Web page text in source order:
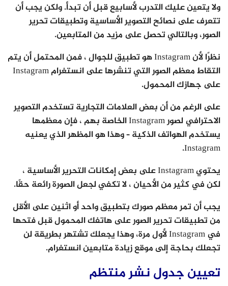
ولا يتعين عليك التدرب لأسابيع قبل أن تبدأ. ولكن يجب أن
تتعرف على نصائح التصوير الأساسية وتطبيقات تحرير
الصور، وبالتالي تحصل على مزيد من المتابعين.
نظرًا لأن Instagram هو تطبيق للجوال ، فمن المحتمل أن يتم
التقاط معظم الصور التي تنشرها على انستغرام Instagram
على جهازك المحمول.
على الرغم من أن بعض العلامات التجارية تستخدم التصوير
الاحترافي لصور Instagram الخاصة بهم ، فإن معظمها
يستخدم الهواتف الذكية – وهذا هو المظهر الذي يعنيه
Instagram.
يحتوي Instagram على بعض إمكانات التحرير الأساسية ،
لكن في كثير من الأحيان ، لا تكفي لجعل الصورة رائعة حقًا.
يجب أن تمر معظم صورك بتطبيق واحد أو اثنين على الأقل
من تطبيقات تحرير الصور على هاتفك المحمول قبل فتحها
في Instagram لأول مرة، وهذا يجعلك تشتهر بطريقة لن
تجعلك بحاجة إلى موقع زيادة متابعين انستغرام.
تعيين جدول نشر منتظم